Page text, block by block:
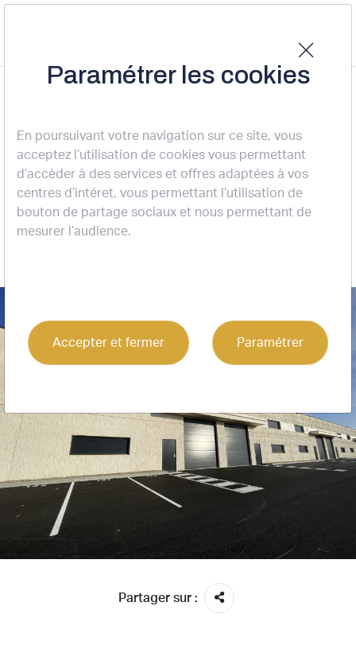
Paramétrer les cookies
En poursuivant votre navigation sur ce site, vous
acceptez l’utilisation de cookies vous permettant
d’accèder à des services et offres adaptées à vos
centres d’intéret, vous permettant l’utilisation de
bouton de partage sociaux et nous permettant de
mesurer l’audience.
Accepter et fermer Paramétrer
NOS TRANSACTIONS
Prise à bail - IZON
01-04-2026
Partager sur :